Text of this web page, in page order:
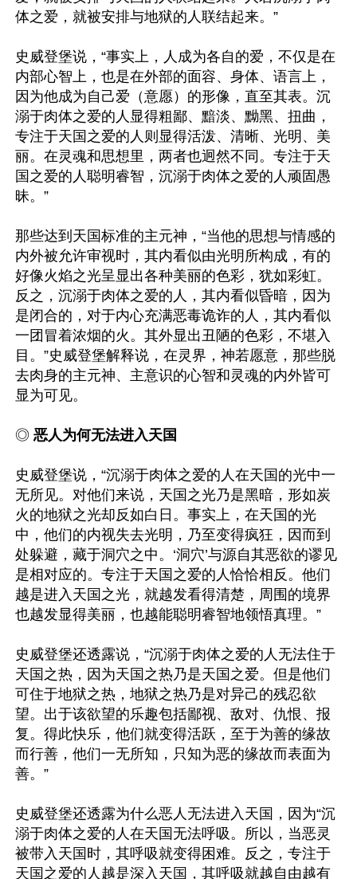
体之爱，就被安排与地狱的人联结起来。”
史威登堡说，“事实上，人成为各自的爱，不仅是在
内部心智上，也是在外部的面容、身体、语言上，
因为他成为自己爱（意愿）的形像，直至其表。沉
溺于肉体之爱的人显得粗鄙、黯淡、黝黑、扭曲，
专注于天国之爱的人则显得活泼、清晰、光明、美
丽。在灵魂和思想里，两者也迥然不同。专注于天
国之爱的人聪明睿智，沉溺于肉体之爱的人顽固愚
昧。”
那些达到天国标准的主元神，“当他的思想与情感的
内外被允许审视时，其内看似由光明所构成，有的
好像火焰之光呈显出各种美丽的色彩，犹如彩虹。
反之，沉溺于肉体之爱的人，其内看似昏暗，因为
是闭合的，对于内心充满恶毒诡诈的人，其内看似
一团冒着浓烟的火。其外显出丑陋的色彩，不堪入
目。”史威登堡解释说，在灵界，神若愿意，那些脱
去肉身的主元神、主意识的心智和灵魂的内外皆可
显为可见。
◎ 恶人为何无法进入天国
史威登堡说，“沉溺于肉体之爱的人在天国的光中一
无所见。对他们来说，天国之光乃是黑暗，形如炭
火的地狱之光却反如白日。事实上，在天国的光
中，他们的内视失去光明，乃至变得疯狂，因而到
处躲避，藏于洞穴之中。‘洞穴’与源自其恶欲的谬见
是相对应的。专注于天国之爱的人恰恰相反。他们
越是进入天国之光，就越发看得清楚，周围的境界
也越发显得美丽，也越能聪明睿智地领悟真理。”
史威登堡还透露说，“沉溺于肉体之爱的人无法住于
天国之热，因为天国之热乃是天国之爱。但是他们
可住于地狱之热，地狱之热乃是对异己的残忍欲
望。出于该欲望的乐趣包括鄙视、敌对、仇恨、报
复。得此快乐，他们就变得活跃，至于为善的缘故
而行善，他们一无所知，只知为恶的缘故而表面为
善。”
史威登堡还透露为什么恶人无法进入天国，因为“沉
溺于肉体之爱的人在天国无法呼吸。所以，当恶灵
被带入天国时，其呼吸就变得困难。反之，专注于
天国之爱的人越是深入天国，其呼吸就越自由越有